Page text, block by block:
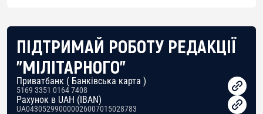
ПІДТРИМАЙ РОБОТУ РЕДАКЦІЇ
"МІЛІТАРНОГО"
Приватбанк ( Банківська карта )
5169 3351 0164 7408
Рахунок в UAH (IBAN)
UA043052990000026007015028783